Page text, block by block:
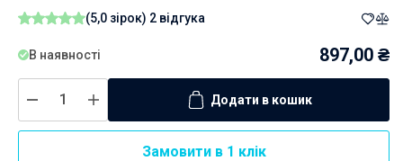
(5,0 зірок) 2 відгука
897,00 ₴
В наявності
Додати в кошик
Замовити в 1 клік